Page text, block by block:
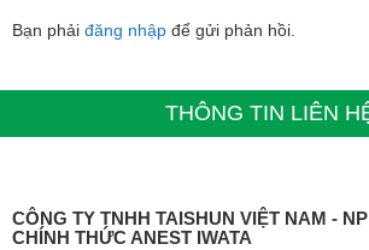
Bạn phải đăng nhập để gửi phản hồi.
THÔNG TIN LIÊN
CÔNG TY TNHH TAISHUN VIỆT NAM -
CHÍNH THỨC ANEST IWATA